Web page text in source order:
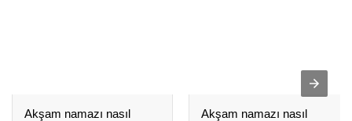
Akşam namazı nasıl
Akşam namazı nasıl